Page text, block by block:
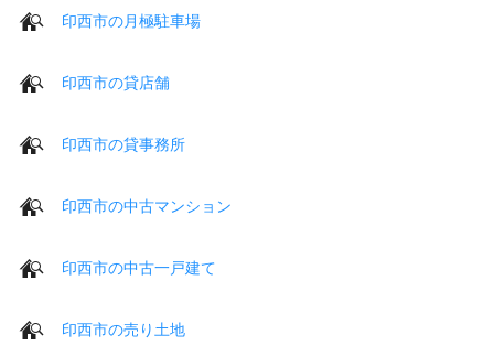
印西市の月極駐車場
印西市の貸店舗
印西市の貸事務所
印西市の中古マンション
印西市の中古一戸建て
印西市の売り土地